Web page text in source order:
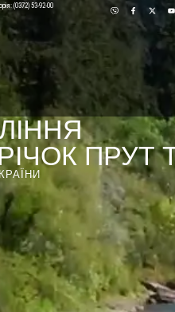
(0372) 53-92-00
ПРУТ